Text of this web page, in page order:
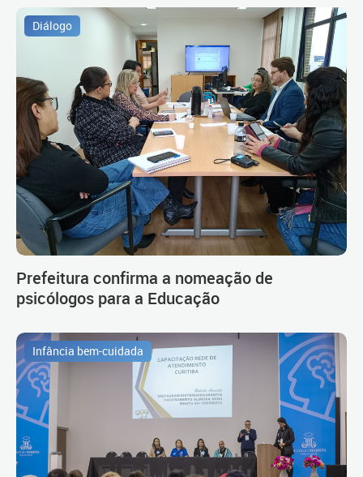
Diálogo
Prefeitura confirma a nomeação de
psicólogos para a Educação
Infância bem-cuidada